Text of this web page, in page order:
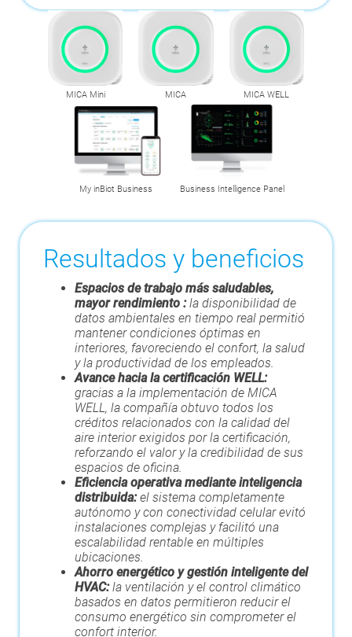
MICA Mini MICA MICA WELL
My inBiot Business Business Intelligence Panel
Resultados y beneficios
Espacios de trabajo más saludables,
mayor rendimiento :la disponibilidad de
datos ambientales en tiempo real permitió
mantener condiciones óptimas en
interiores, favoreciendo el confort, la salud
y la productividad de los empleados.
Avance hacia la certificación WELL:
gracias a la implementación de MICA
WELL, la compañía obtuvo todos los
créditos relacionados con la calidad del
aire interior exigidos por la certificación,
reforzando el valor y la credibilidad de sus
espacios de oficina.
Eficiencia operativa mediante inteligencia
distribuida:el sistema completamente
autónomo y con conectividad celular evitó
instalaciones complejas y facilitó una
escalabilidad rentable en múltiples
ubicaciones.
Ahorro energético y gestión inteligente del
HVAC:la ventilación y el control climático
basados en datos permitieron reducir el
consumo energético sin comprometer el
confort interior.